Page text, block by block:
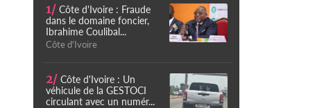
1/ Côte d'Ivoire : Fraude
dans le domaine foncier,
Ibrahime Coulibal...
Côte d'Ivoire
2/ Côte d'Ivoire : Un
véhicule de la GESTOCI
circulant avec un numér...